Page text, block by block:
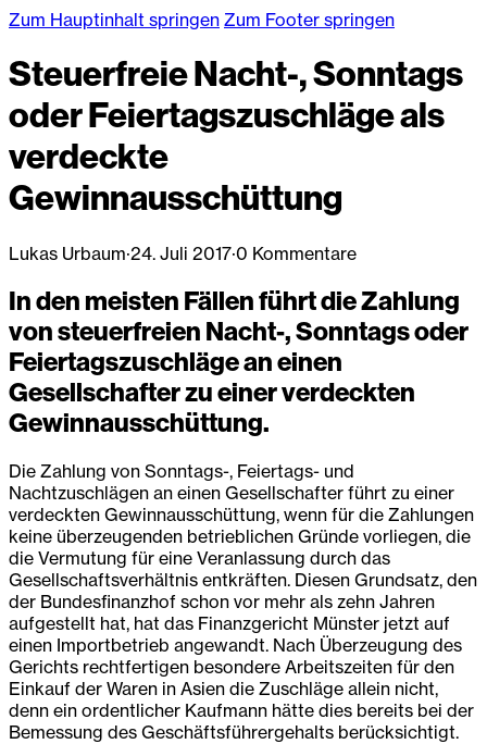
Zum Hauptinhalt springen Zum Footer springen
Steuerfreie Nacht-, Sonntags
oder Feiertagszuschläge als
verdeckte
Gewinnausschüttung
Lukas Urbaum·24. Juli 2017·0 Kommentare
In den meisten Fällen führt die Zahlung
von steuerfreien Nacht-, Sonntags oder
Feiertagszuschläge an einen
Gesellschafter zu einer verdeckten
Gewinnausschüttung.
Die Zahlung von Sonntags-, Feiertags- und
Nachtzuschlägen an einen Gesellschafter führt zu einer
verdeckten Gewinnausschüttung, wenn für die Zahlungen
keine überzeugenden betrieblichen Gründe vorliegen, die
die Vermutung für eine Veranlassung durch das
Gesellschaftsverhältnis entkräften. Diesen Grundsatz, den
der Bundesfinanzhof schon vor mehr als zehn Jahren
aufgestellt hat, hat das Finanzgericht Münster jetzt auf
einen Importbetrieb angewandt. Nach Überzeugung des
Gerichts rechtfertigen besondere Arbeitszeiten für den
Einkauf der Waren in Asien die Zuschläge allein nicht,
denn ein ordentlicher Kaufmann hätte dies bereits bei der
Bemessung des Geschäftsführergehalts berücksichtigt.